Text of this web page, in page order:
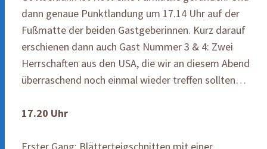
dann genaue Punktlandung um 17.14 Uhr auf der
Fußmatte der beiden Gastgeberinnen. Kurz darauf
erschienen dann auch Gast Nummer 3 & 4: Zwei
Herrschaften aus den USA, die wir an diesem Abend
überraschend noch einmal wieder treffen sollten…
17.20 Uhr
Erster Gang: Blätterteigschnitten mit einer